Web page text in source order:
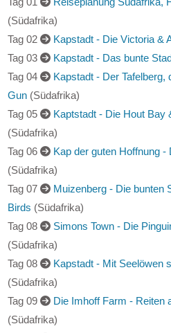
Tag 01
Reiseplanung Südafrika,
(Südafrika)
Tag 02
Kapstadt - Die Victoria &
Tag 03
Kapstadt - Das bunte
Tag 04
Kapstadt - Der Tafelberg,
Gun(Südafrika)
Tag 05
Kaptstadt - Die Hout Bay
(Südafrika)
Tag 06
Kap der guten Hoffnung -
(Südafrika)
Tag 07
Muizenberg - Die bunten
Birds(Südafrika)
Tag 08
Simons Town - Die
(Südafrika)
Tag 08
Kapstadt - Mit Seelöwen
(Südafrika)
Tag 09
Die Imhoff Farm - Reiten